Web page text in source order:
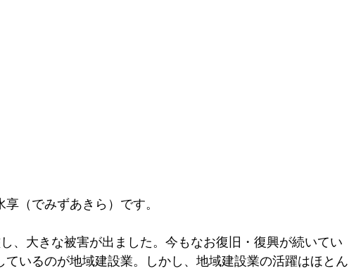
（でみずあきら）です。
、大きな被害が出ました。今もなお復旧・復興が続いてい
ているのが地域建設業。しかし、地域建設業の活躍はほとん